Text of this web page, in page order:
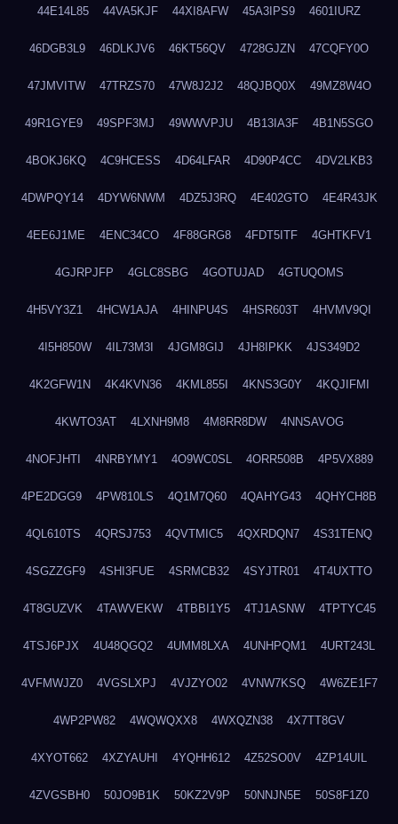
44E14L85 44VA5KJF 44XI8AFW 45A3IPS9 4601IURZ
46DGB3L9 46DLKJV6 46KT56QV 4728GJZN 47CQFY0O
47JMVITW 47TRZS70 47W8J2J2 48QJBQ0X 49MZ8W4O
49R1GYE9 49SPF3MJ 49WWVPJU 4B13IA3F 4B1N5SGO
4BOKJ6KQ 4C9HCESS 4D64LFAR 4D90P4CC 4DV2LKB3
4DWPQY14 4DYW6NWM 4DZ5J3RQ 4E402GTO 4E4R43JK
4EE6J1ME 4ENC34CO 4F88GRG8 4FDT5ITF 4GHTKFV1
4GJRPJFP 4GLC8SBG 4GOTUJAD 4GTUQOMS
4H5VY3Z1 4HCW1AJA 4HINPU4S 4HSR603T 4HVMV9QI
4I5H850W 4IL73M3I 4JGM8GIJ 4JH8IPKK 4JS349D2
4K2GFW1N 4K4KVN36 4KML855I 4KNS3G0Y 4KQJIFMI
4KWTO3AT 4LXNH9M8 4M8RR8DW 4NNSAVOG
4NOFJHTI 4NRBYMY1 4O9WC0SL 4ORR508B 4P5VX889
4PE2DGG9 4PW810LS 4Q1M7Q60 4QAHYG43 4QHYCH8B
4QL610TS 4QRSJ753 4QVTMIC5 4QXRDQN7 4S31TENQ
4SGZZGF9 4SHI3FUE 4SRMCB32 4SYJTR01 4T4UXTTO
4T8GUZVK 4TAWVEKW 4TBBI1Y5 4TJ1ASNW 4TPTYC45
4TSJ6PJX 4U48QGQ2 4UMM8LXA 4UNHPQM1 4URT243L
4VFMWJZ0 4VGSLXPJ 4VJZYO02 4VNW7KSQ 4W6ZE1F7
4WP2PW82 4WQWQXX8 4WXQZN38 4X7TT8GV
4XYOT662 4XZYAUHI 4YQHH612 4Z52SO0V 4ZP14UIL
4ZVGSBH0 50JO9B1K 50KZ2V9P 50NNJN5E 50S8F1Z0